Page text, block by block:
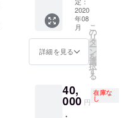
考欄」
へご記
入くだ
さい。
るお名
前を支
援時に
「備考
欄」へ
トカー
ド ・GL
ドラマ
CD「午
前1時23
分のプ
リム
おまけ
CD ※
キャス
2020
年08
月
詳細を見る
こ
の
リ
タ
ー
ン
を
選
択
す
る
40,
000 円
在庫な
し